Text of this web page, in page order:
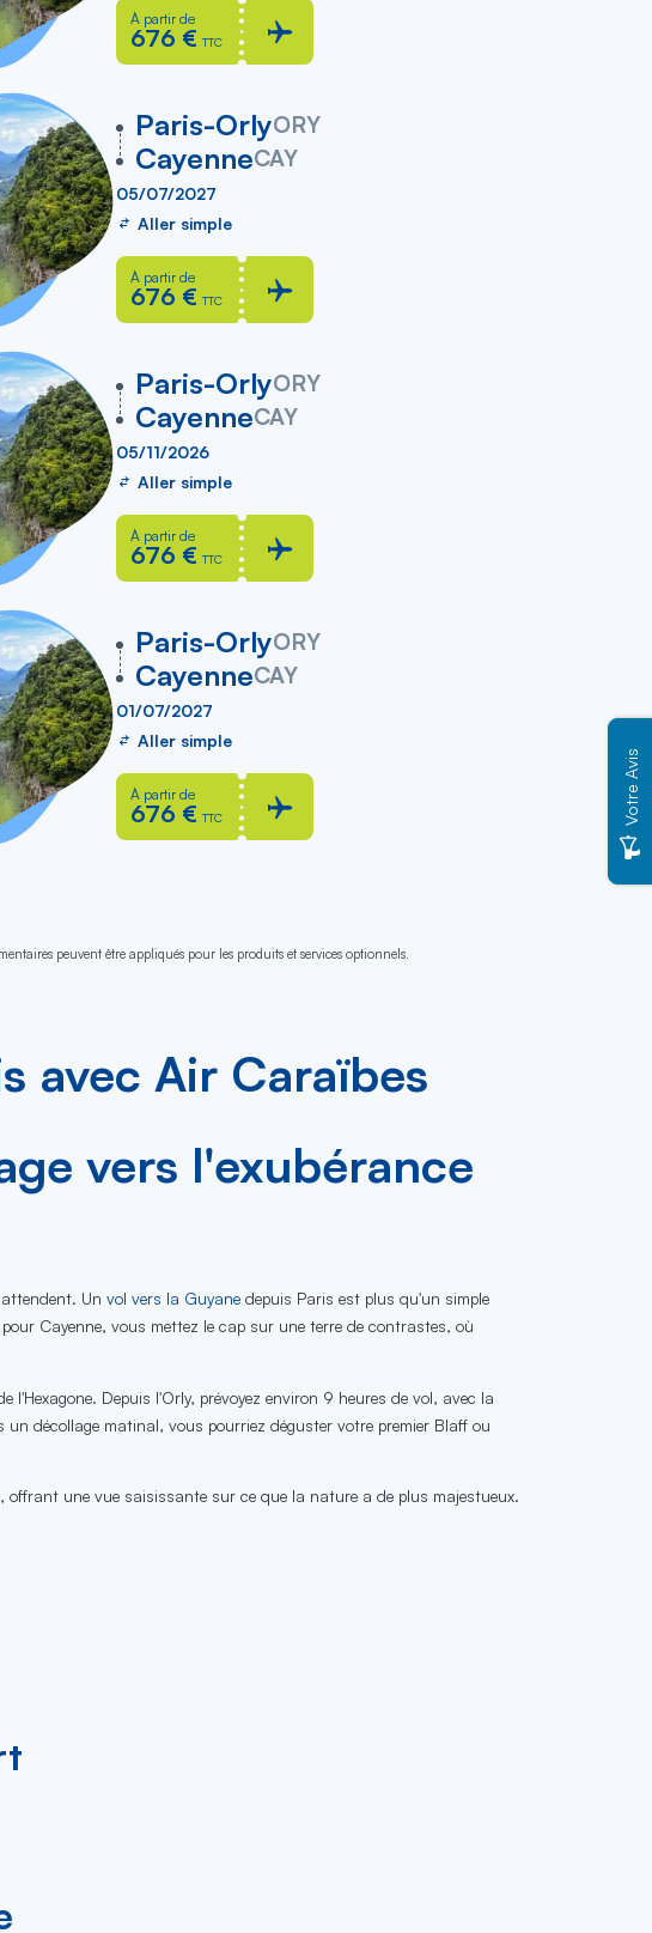
À partir de
676 € TTC
Paris-OrlyORY
vers
CayenneCAY
05/07/2027
Aller simple
À partir de
676 € TTC
Paris-OrlyORY
vers
CayenneCAY
05/11/2026
Aller simple
À partir de
676 € TTC
Paris-OrlyORY
vers
CayenneCAY
01/07/2027
Aller simple
À partir de
676 € TTC
peuvent être appliqués pour les produits et services optionnels.
avec Air Caraïbes
vers l'exubérance
Un vol vers la Guyane depuis Paris est plus qu'un simple
Cayenne, vous mettez le cap sur une terre de contrastes, où
Depuis l'Orly, prévoyez environ 9 heures de vol, avec la
décollage matinal, vous pourriez déguster votre premier Blaff ou
offrant une vue saisissante sur ce que la nature a de plus majestueux.
Votre Avis